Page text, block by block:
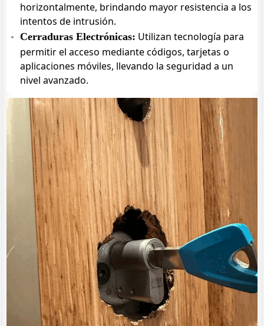
horizontalmente, brindando mayor resistencia a los
intentos de intrusión.
Cerraduras Electrónicas: Utilizan tecnología para
permitir el acceso mediante códigos, tarjetas o
aplicaciones móviles, llevando la seguridad a un
nivel avanzado.